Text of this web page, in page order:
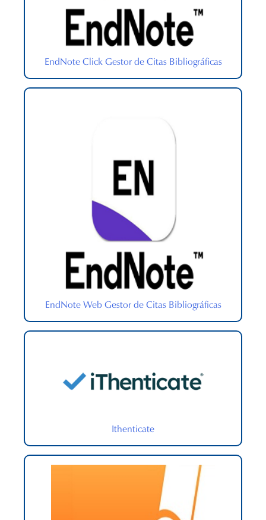
EndNote Click Gestor de Citas Bibliográficas
EndNote Web Gestor de Citas Bibliográficas
Ithenticate